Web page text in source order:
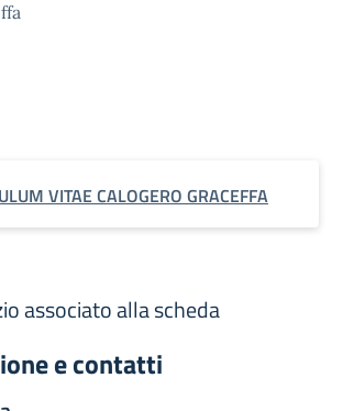
VITAE CALOGERO GRACEFFA
associato alla scheda
e contatti